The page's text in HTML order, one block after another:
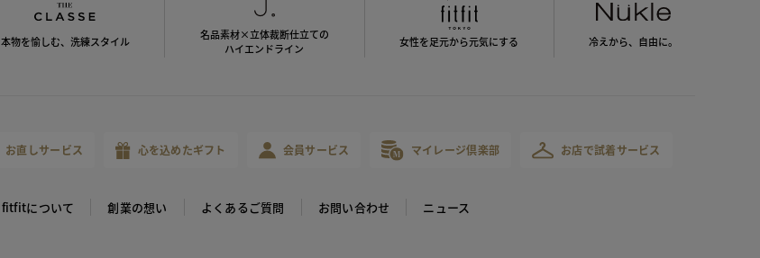
本物を愉しむ、洗練スタイル
名品素材×立体裁断仕立ての
ハイエンドライン
女性を足元から元気にする 冷えから、 自由に。
お直しサービス 心を込めたギフト 会員サービス マイレージ倶楽部 お店で試着サービス
fitfitについて 創業の想い よくあるご質問 お問い合わせ ニュース